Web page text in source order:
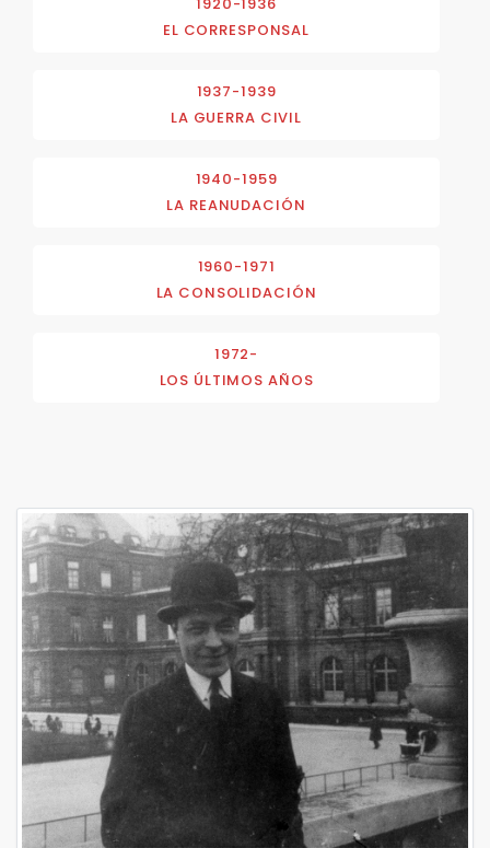
EL CORRESPONSAL
1937-1939
LA GUERRA CIVIL
1940-1959
LA REANUDACIÓN
1960-1971
LA CONSOLIDACIÓN
1972-
LOS ÚLTIMOS AÑOS